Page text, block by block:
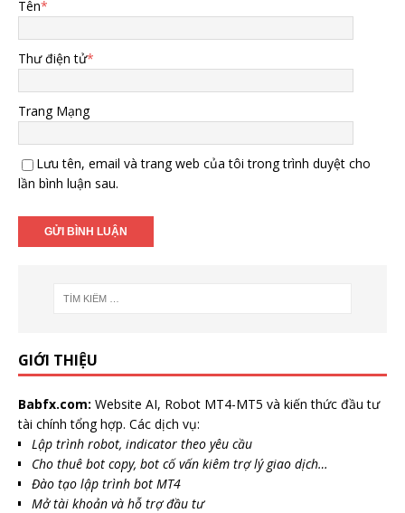
Tên*
Thư điện tử*
Trang Mạng
Lưu tên, email và trang web của tôi trong trình duyệt cho
lần bình luận sau.
GIỚI THIỆU
Babfx.com: Website AI, Robot MT4-MT5 và kiến thức đầu tư
tài chính tổng hợp. Các dịch vụ:
Lập trình robot, indicator theo yêu cầu
Cho thuê bot copy, bot cố vấn kiêm trợ lý giao dịch…
Đào tạo lập trình bot MT4
Mở tài khoản và hỗ trợ đầu tư